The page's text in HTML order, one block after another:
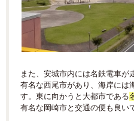
また、安城市内には名鉄電車
有名な西尾市があり、海岸には
す。東に向かうと大都市である
有名な岡崎市と交通の便も良い